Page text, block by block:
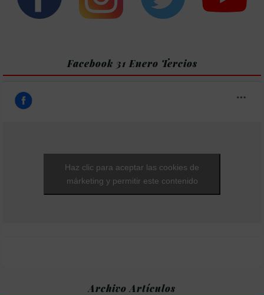
Facebook 31 Enero Tercios
Haz clic para aceptar las cookies de
márketing y permitir este contenido
Archivo Artículos